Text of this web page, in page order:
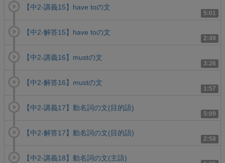
5:01
【中2-講義15】have toの文
2:49
【中2-解答15】have toの文
3:26
【中2-講義16】mustの文
1:57
【中2-解答16】mustの文
5:09
【中2-講義17】動名詞の文(目的語)
2:58
【中2-解答17】動名詞の文(目的語)
【中2-講義18】動名詞の文(主語)